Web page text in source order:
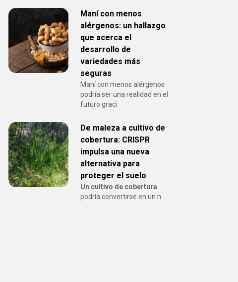
Maní con menos
alérgenos: un hallazgo
que acerca el
desarrollo de
variedades más
seguras
Maní con menos alérgenos
podría ser una realidad en el
futuro graci
De maleza a cultivo de
cobertura: CRISPR
impulsa una nueva
alternativa para
proteger el suelo
Un cultivo de cobertura
podría convertirse en un n